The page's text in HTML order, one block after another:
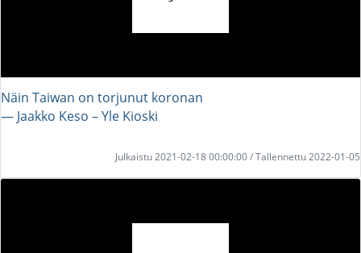
Näin Taiwan on torjunut koronan
― Jaakko Keso – Yle Kioski
Julkaistu 2021-02-18 00:00:00 / Tallennettu 2022-01-05